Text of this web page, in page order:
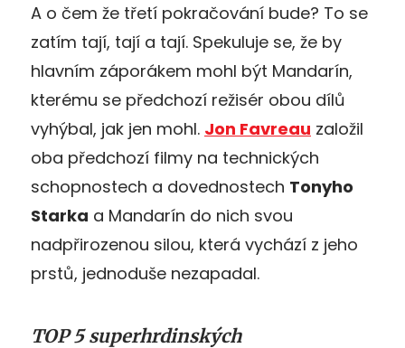
A o čem že třetí pokračování bude? To se
zatím tají, tají a tají. Spekuluje se, že by
hlavním záporákem mohl být Mandarín,
kterému se předchozí režisér obou dílů
vyhýbal, jak jen mohl. Jon Favreau založil
oba předchozí filmy na technických
schopnostech a dovednostech Tonyho
Starka a Mandarín do nich svou
nadpřirozenou silou, která vychází z jeho
prstů, jednoduše nezapadal.
TOP 5 superhrdinských